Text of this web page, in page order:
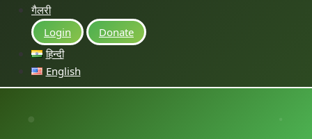
गैलरी
Login
Donate
हिन्दी
English